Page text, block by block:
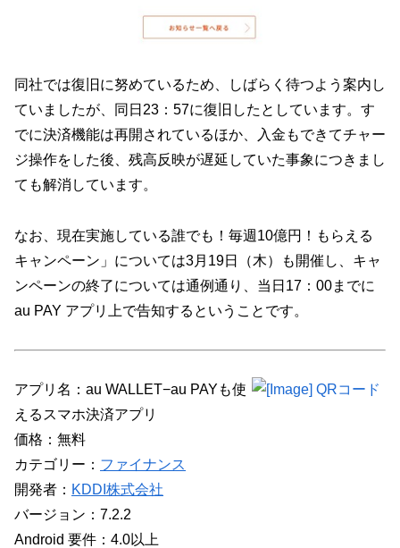
同社では復旧に努めているため、しばらく待つよう案内し
ていましたが、同日23：57に復旧したとしています。す
でに決済機能は再開されているほか、入金もできてチャー
ジ操作をした後、残高反映が遅延していた事象につきまし
ても解消しています。
なお、現在実施している誰でも！毎週10億円！もらえる
キャンペーン」については3月19日（木）も開催し、キャ
ンペーンの終了については通例通り、当日17：00までに
au PAY アプリ上で告知するということです。
アプリ名：au WALLET−au PAYも使
えるスマホ決済アプリ
価格：無料
カテゴリー： ファイナンス
開発者： KDDI株式会社
バージョン：7.2.2
Android 要件：4.0以上